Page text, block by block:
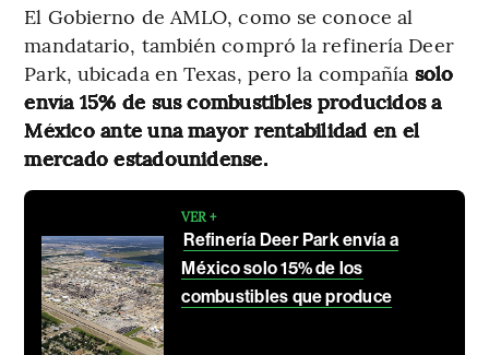
El Gobierno de AMLO, como se conoce al
mandatario, también compró la refinería Deer
Park, ubicada en Texas, pero la compañía solo
envía 15% de sus combustibles producidos a
México ante una mayor rentabilidad en el
mercado estadounidense.
VER +
Refinería Deer Park envía a
México solo 15% de los
combustibles que produce